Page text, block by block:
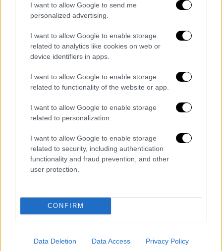
I want to allow Google to send me
personalized advertising.
I want to allow Google to enable storage
related to analytics like cookies on web or
device identifiers in apps.
I want to allow Google to enable storage
related to functionality of the website or app.
I want to allow Google to enable storage
related to personalization.
I want to allow Google to enable storage
related to security, including authentication
functionality and fraud prevention, and other
user protection.
CONFIRM
Data Deletion Data Access Privacy Policy
παιχνίδι, την Τρίτη 2 Ιουνίου.
Βουλιαγμένη (Κική Λιόση): Κοτσιώνη, Καϊάφα
1, Καλογεροπούλου, Φουράκη,
Καπετοπούλου, Ξενάκη 2, Φουντωτού 2,
Κρασσά 1, Γιάουστρα 1, Δεσπ. Ανδρεάδη,
Μουλχάουτσεν 4, Αγγελίδη, Καρύτσα,
Κουτσαντά, Κοβάτσεβιτς.
Ολυμπιακός (Γιώργος Ντόσκας):
3, Τριχά 1, Άντριους 2, Σιούτη 1, Δρακωτού,
Νίνου, Πλευρίτου, Τορνάρου,
Μυριοκεφαλιτάκη 2, Κωνσταντοπούλου,
Διαβάστε ακόμη
Χωρίς περιττώματα δε θα υπήρχε ζωή στη
ανατρέπει πολλά